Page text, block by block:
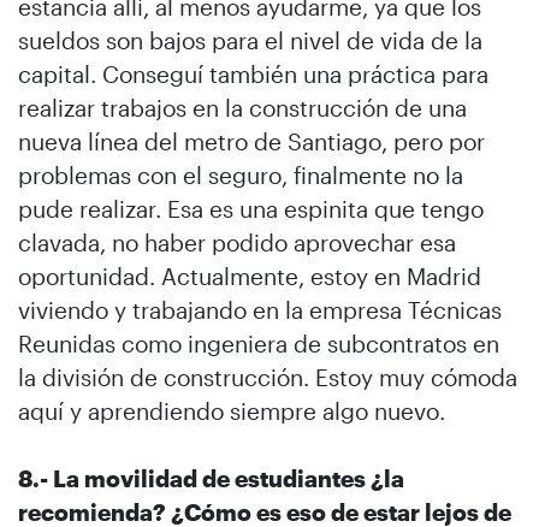
estancia allí, al menos ayudarme, ya que los
sueldos son bajos para el nivel de vida de la
capital. Conseguí también una práctica para
realizar trabajos en la construcción de una
nueva línea del metro de Santiago, pero por
problemas con el seguro, finalmente no la
pude realizar. Esa es una espinita que tengo
clavada, no haber podido aprovechar esa
oportunidad. Actualmente, estoy en Madrid
viviendo y trabajando en la empresa Técnicas
Reunidas como ingeniera de subcontratos en
la división de construcción. Estoy muy cómoda
aquí y aprendiendo siempre algo nuevo.
8.- La movilidad de estudiantes ¿la
recomienda? ¿Cómo es eso de estar lejos de